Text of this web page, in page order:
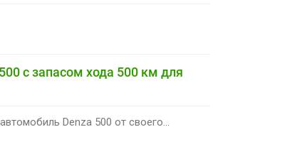
с запасом хода 500 км для
Denza 500 от своего...